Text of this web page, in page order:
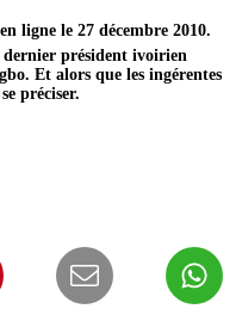
ligne le 27 décembre 2010.
président ivoirien
Et alors que les ingérentes
préciser.